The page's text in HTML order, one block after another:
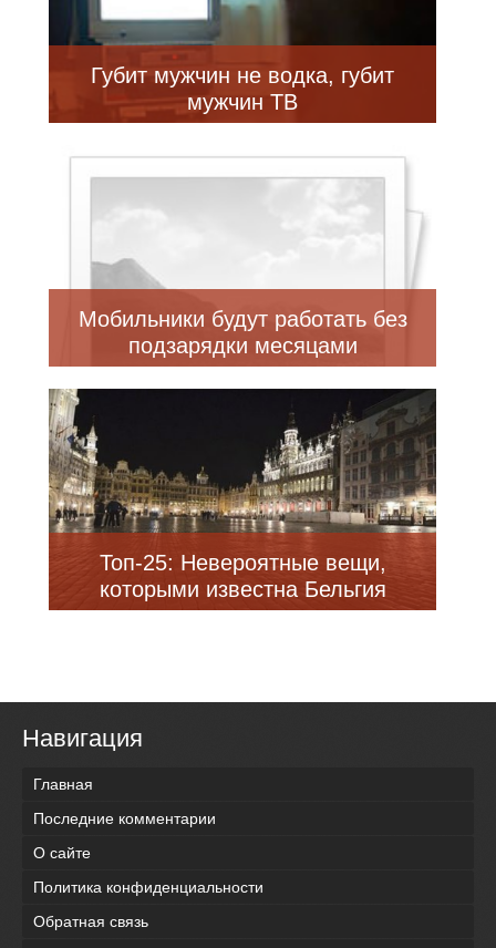
Губит мужчин не водка, губит
мужчин ТВ
Мобильники будут работать без
подзарядки месяцами
Топ-25: Невероятные вещи,
которыми известна Бельгия
Навигация
Главная
Последние комментарии
О сайте
Политика конфиденциальности
Обратная связь